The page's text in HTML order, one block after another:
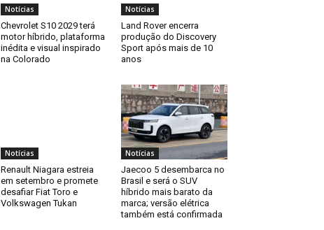
Notícias
Chevrolet S10 2029 terá
motor híbrido, plataforma
inédita e visual inspirado
na Colorado
Notícias
Land Rover encerra
produção do Discovery
Sport após mais de 10
anos
Notícias
Renault Niagara estreia
em setembro e promete
desafiar Fiat Toro e
Volkswagen Tukan
Notícias
Jaecoo 5 desembarca no
Brasil e será o SUV
híbrido mais barato da
marca; versão elétrica
também está confirmada